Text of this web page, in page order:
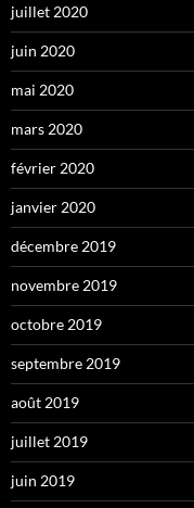
juillet 2020
juin 2020
mai 2020
mars 2020
février 2020
janvier 2020
décembre 2019
novembre 2019
octobre 2019
septembre 2019
août 2019
juillet 2019
juin 2019